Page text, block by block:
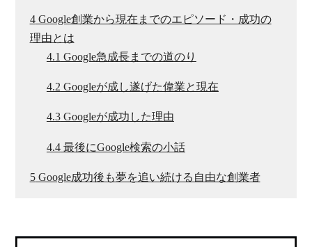
4Google創業から現在までのエピソード・成功の
理由とは
4.1 Google急成長までの道のり
4.2Googleが成し遂げた偉業と現在
4.3Googleが成功した理由
4.4最後にGoogle検索の小話
5Google成功後も夢を追い続ける自由な創業者